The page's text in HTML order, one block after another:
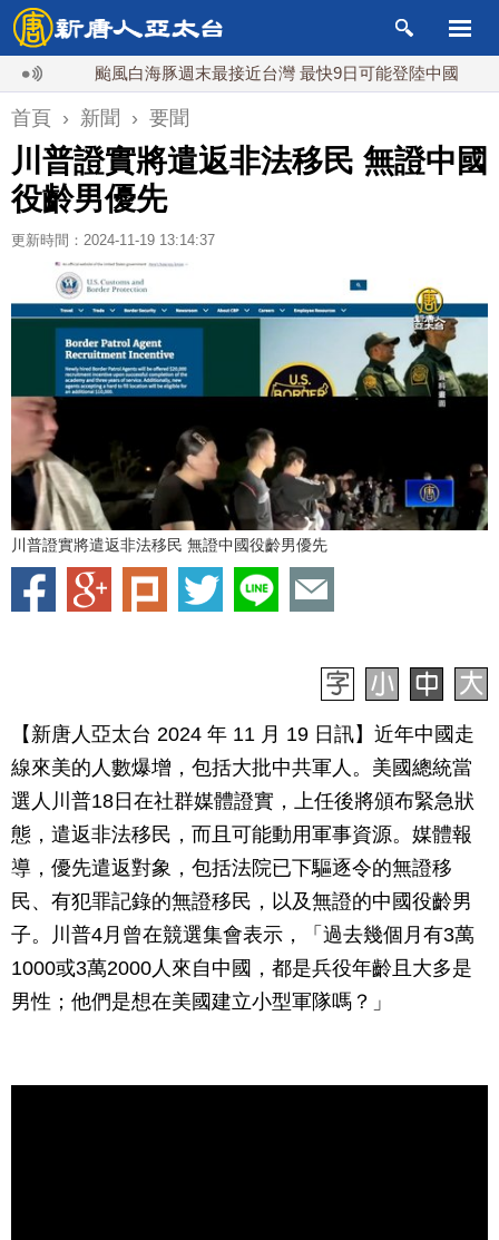
颱風白海豚週末最接近台灣 最快9日可能登陸中國
首頁 › 新聞 › 要聞
川普證實將遣返非法移民 無證中國
役齡男優先
更新時間：2024-11-19 13:14:37
川普證實將遣返非法移民 無證中國役齡男優先
【新唐人亞太台 2024 年 11 月 19 日訊】近年中國走
線來美的人數爆增，包括大批中共軍人。美國總統當
選人川普18日在社群媒體證實，上任後將頒布緊急狀
態，遣返非法移民，而且可能動用軍事資源。媒體報
導，優先遣返對象，包括法院已下驅逐令的無證移
民、有犯罪記錄的無證移民，以及無證的中國役齡男
子。川普4月曾在競選集會表示，「過去幾個月有3萬
1000或3萬2000人來自中國，都是兵役年齡且大多是
男性；他們是想在美國建立小型軍隊嗎？」